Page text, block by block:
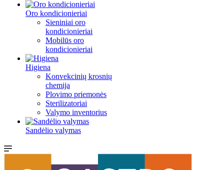
Oro kondicionieriai
Sieniniai oro
kondicionieriai
Mobilūs oro
kondicionieriai
Higiena
Konvekcinių krosnių
chemija
Plovimo priemonės
Sterilizatoriai
Valymo inventorius
Sandėlio valymas